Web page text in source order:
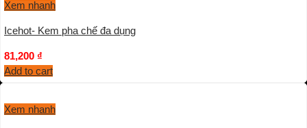
Xem nhanh
Icehot- Kem pha chế đa dụng
81,200 ₫
Add to cart
Xem nhanh